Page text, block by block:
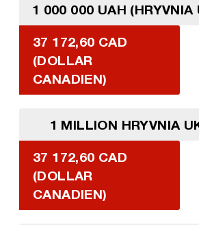
1 000 000 UAH (HRYVNIA
37 172,60 CAD
(DOLLAR
CANADIEN)
1 MILLION HRYVNIA
37 172,60 CAD
(DOLLAR
CANADIEN)